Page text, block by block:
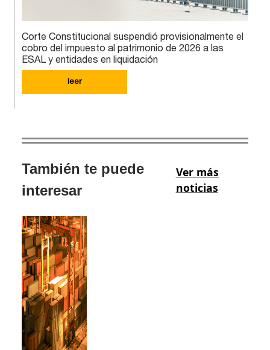
Corte Constitucional suspendió provisionalmente el
cobro del impuesto al patrimonio de 2026 a las
ESAL y entidades en liquidación
leer
También te puede
interesar
Ver más
noticias